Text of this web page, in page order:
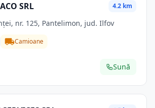
SRL 4.2 km
nr. 125, Pantelimon, jud. Ilfov
Camioane
Sună